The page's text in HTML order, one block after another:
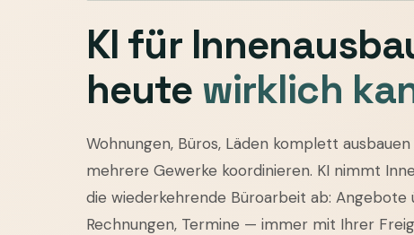
KI für
heute wirklich
KI
für
Innenausbau-
Betriebe
Wohnungen, Büros, Läden komplett
mehrere Gewerke koordinieren. KI nimmt
die wiederkehrende Büroarbeit ab: Angebote
Rechnungen, Termine — immer mit Ihrer